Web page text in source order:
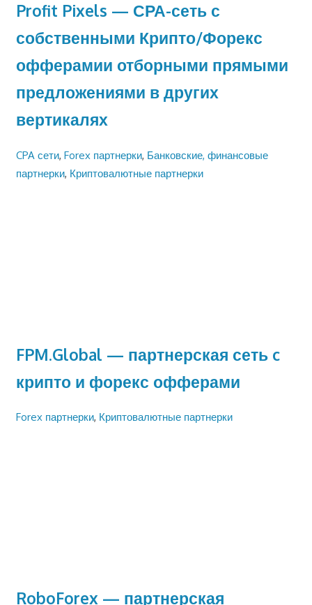
Profit Pixels — СРА-сеть с
собственными Крипто/Форекс
офферамии отборными прямыми
предложениями в других
вертикалях
CPA сети, Forex партнерки, Банковские, финансовые
партнерки, Криптовалютные партнерки
FPM.Global — партнерская сеть c
крипто и форекс офферами
Forex партнерки, Криптовалютные партнерки
RoboForex — партнерская